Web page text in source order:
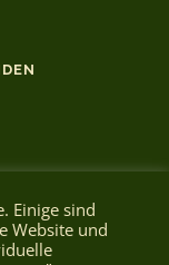
Einige sind
Website und